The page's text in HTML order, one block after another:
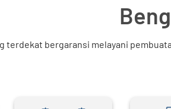
terdekat bergaransi melayani